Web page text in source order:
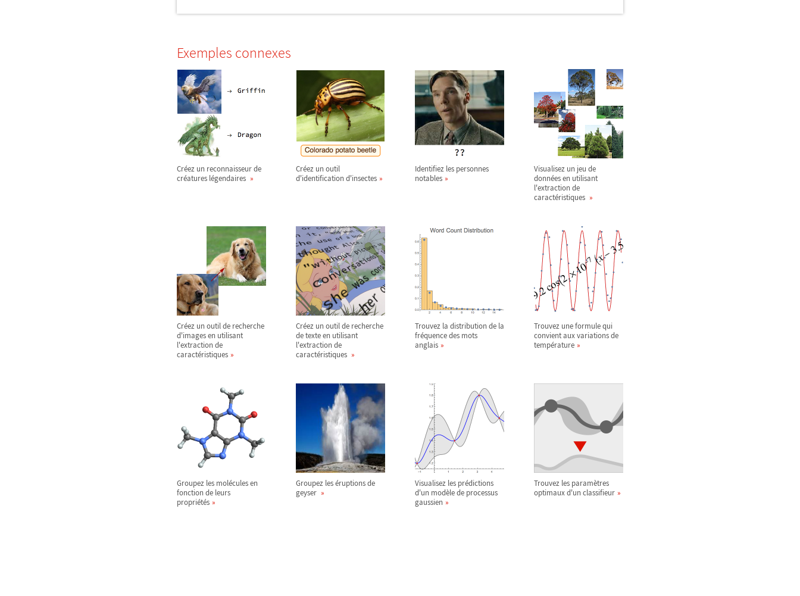
Exemples connexes
Créez un reconnaisseur de
créatures légendaires
Créez un outil
d'identification d'insectes
Identifiez les personnes
notables
Visualisez un jeu de
données en utilisant
l'extraction de
caractéristiques
Créez un outil de recherche
d'images en utilisant
l'extraction de
caractéristiques
Créez un outil de recherche
de texte en utilisant
l'extraction de
caractéristiques
Trouvez la distribution de la
fréquence des mots
anglais
Trouvez une formule qui
convient aux variations de
température
Groupez les molécules en
fonction de leurs
propriétés
Groupez les éruptions de
geyser
Visualisez les prédictions
d'un modèle de processus
gaussien
Trouvez les paramètres
optimaux d'un classifieur